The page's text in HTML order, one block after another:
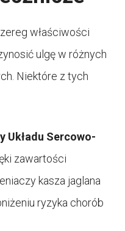
właściwości
ulgę w różnych
Niektóre z tych
Układu Sercowo-
zawartości
kasza jaglana
ryzyka chorób